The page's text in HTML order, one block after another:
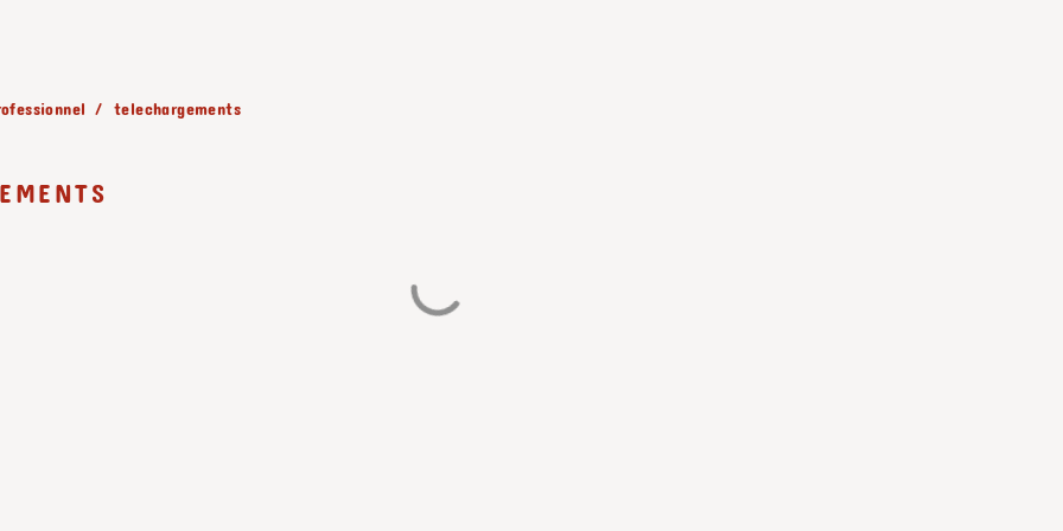
telechargements